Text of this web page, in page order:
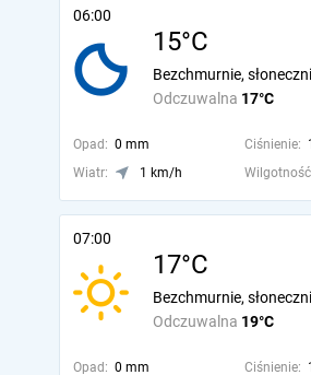
06:00
15°C
Odczuwalna 17°C
Bezchmurnie,
Opad: 0 mm Ciśnienie:
Wiatr:
1 km/h
07:00
17°C
Odczuwalna 19°C
Bezchmurnie,
Opad: 0 mm Ciśnienie: